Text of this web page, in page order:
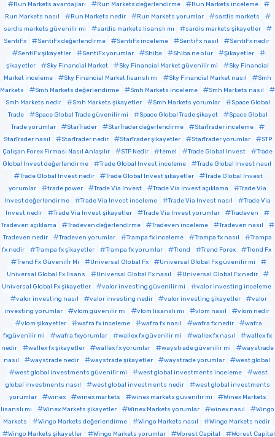
Run Markets avantajları
Run Markets değerlendirme
Run Markets inceleme
Run Markets nasıl
Run Markets nedir Run Markets yorumlar
sardis markets
sardis markets güvenilir mi
sardis markets lisanslı mı
sardis markets şikayetler
SentiFx
SentiFx değerlendirme SentiFx inceleme SentiFx nasıl
SentiFx nedir
SentiFx şikayetler
SentiFx yorumlar Shiba Shiba ne olur
Şikayetler
şikayetler
Sky Financial Market Sky Financial Market güvenilir mi
Sky Financial
Market inceleme
Sky Financial Market lisanslı mı Sky Financial Market nasıl
Smh
Markets
Smh Markets değerlendirme Smh Markets inceleme
Smh Markets nasıl
Smh Markets nedir
Smh Markets şikayetler Smh Markets yorumlar
Space Global
Trade
Space Global Trade güvenilir mi Space Global Trade şikayet
Space Global
Trade yorumlar
StarTrader StarTrader değerlendirme
StarTrader inceleme
StarTrader nasıl
StarTrader nedir StarTrader şikayetler StarTrader yorumlar
STP
Çalışan Forex Firması Nasıl Anlaşılır
STP Nedir temel Trade Global Invest
Trade
Global Invest değerlendirme
Trade Global Invest inceleme
Trade Global Invest nasıl
Trade Global Invest nedir
Trade Global Invest şikayetler
Trade Global Invest
yorumlar
trade power Trade Via Invest Trade Via Invest açıklama
Trade Via
Invest değerlendirme
Trade Via Invest inceleme Trade Via Invest nasıl
Trade Via
Invest nedir
Trade Via Invest şikayetler Trade Via Invest yorumlar
Tradeven
Tradeven açıklama
Tradeven değerlendirme Tradeven inceleme
Tradeven nasıl
Tradeven nedir
Tradeven yorumlar Trampa fx inceleme Trampa fx nasıl
Trampa
fx nedir
Trampa fx şikayetler Trampa fx yorumlar Trend Trend Forex
Trend Fx
Trend Fx Güvenilİr Mi
Universal Global Fx
Universal Global Fx güvenilir mi
Universal Global Fx lisans
Universal Global Fx nasıl
Universal Global Fx nedir
Universal Global Fx şikayetler
valor investing güvenilir mi
valor investing inceleme
valor investing nasıl
valor investing nedir valor investing şikayetler
valor
investing yorumlar
vlom güvenilir mi vlom lisanslı mı vlom nasıl
vlom nedir
vlom şikayetler
wafra fx inceleme wafra fx nasıl wafra fx nedir
wafra
fxgüvenilir mi
wafra fxyorumlar wallex fx güvenilir mi wallex fx nasıl
wallex fx
nedir
wallex fx şikayetler wallex fx yorumlar waystrade güvenilir mi
waystrade
nasıl
waystrade nedir waystrade şikayetler waystrade yorumlar
west global
west global investments güvenilir mi
west global investments inceleme
west
global investments nasıl
west global investments nedir
west global investments
yorumlar
winex winex markets winex markets güvenilir mi
Winex Markets
lisanslı mı
Winex Markets şikayetler Winex Markets yorumlar winex nasıl
Wingo
Markets
Wingo Markets değerlendirme Wingo Markets nasıl
Wingo Markets nedir
Wingo Markets şikayetler
Wingo Markets yorumlar Worest Capital Worest Capital